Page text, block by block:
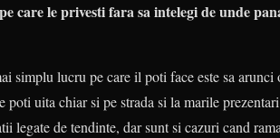
care le privesti fara sa intelegi de unde
simplu lucru pe care il poti face este sa
poti uita chiar si pe strada si la marile
legate de tendinte, dar sunt si cazuri cand